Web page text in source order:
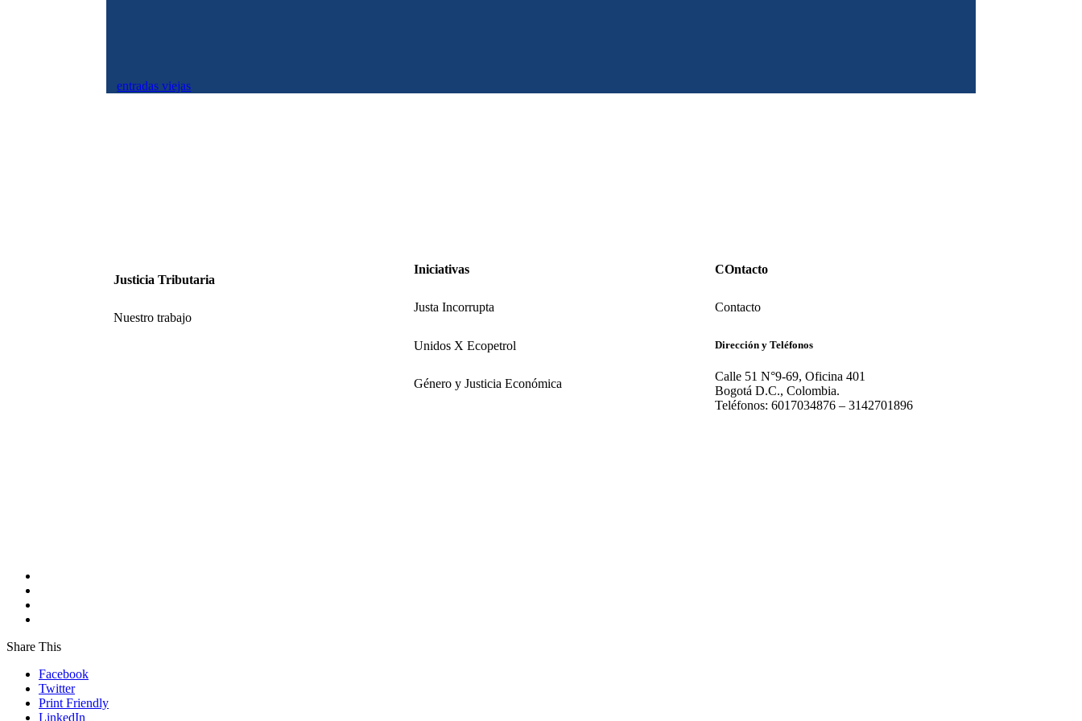
entradas viejas
Justicia Tributaria
Nuestro trabajo
Iniciativas
Justa Incorrupta
Unidos X Ecopetrol
Género y Justicia Económica
COntacto
Contacto
Dirección y Teléfonos
Calle 51 N°9-69, Oficina 401
Bogotá D.C., Colombia.
Teléfonos: 6017034876 – 3142701896
Share This
Facebook
Twitter
Print Friendly
LinkedIn